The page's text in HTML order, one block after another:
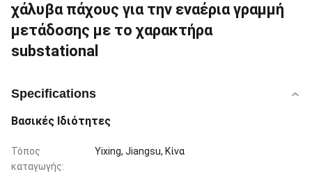
χάλυβα πάχους για την εναέρια γραμμή
μετάδοσης με το χαρακτήρα
substational
Specifications
Βασικές Ιδιότητες
Τόπος
καταγωγής:
Yixing, Jiangsu, Κίνα